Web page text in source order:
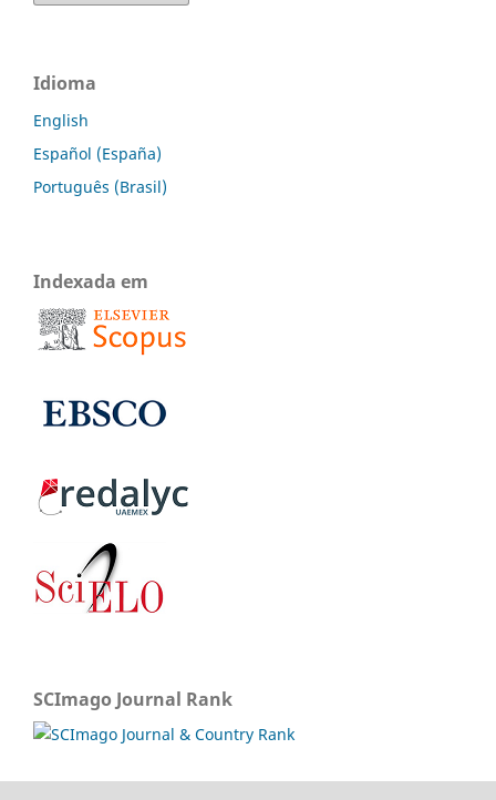
Idioma
English
Español (España)
Português (Brasil)
Indexada em
SCImago Journal Rank